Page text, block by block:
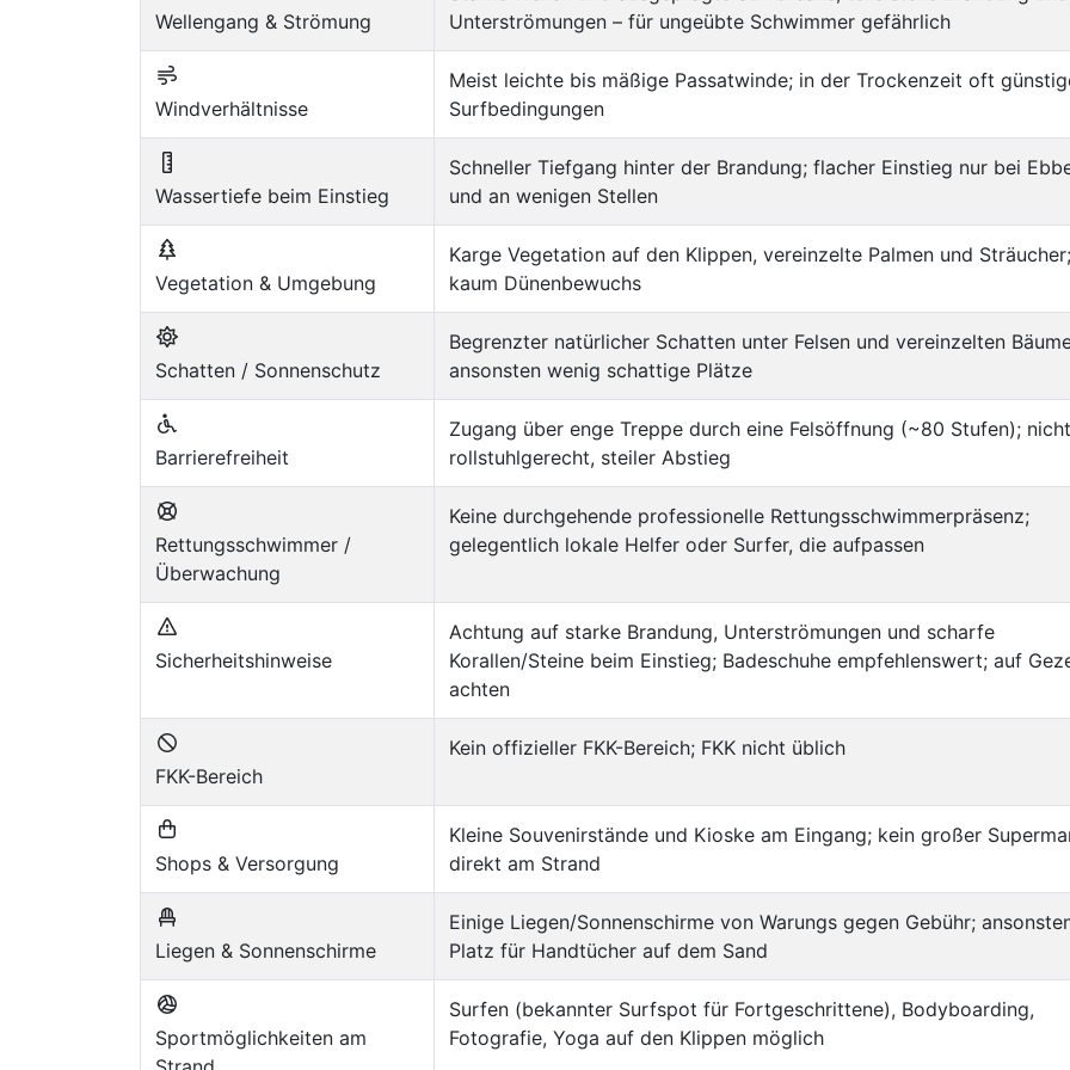
Wellengang & Strömung
Unterströmungen – für ungeübte Schwimmer gefährlich
Windverhältnisse
Meist leichte bis mäßige Passatwinde; in der Trockenzeit oft
Surfbedingungen
Wassertiefe beim Einstieg
Schneller Tiefgang hinter der Brandung; flacher Einstieg nur bei
und an wenigen Stellen
Vegetation & Umgebung
Karge Vegetation auf den Klippen, vereinzelte Palmen und Sträucher;
kaum Dünenbewuchs
Schatten / Sonnenschutz
Begrenzter natürlicher Schatten unter Felsen und vereinzelten
ansonsten wenig schattige Plätze
Barrierefreiheit
Zugang über enge Treppe durch eine Felsöffnung (~80 Stufen); nicht
rollstuhlgerecht, steiler Abstieg
Rettungsschwimmer /
Überwachung
Keine durchgehende professionelle Rettungsschwimmerpräsenz;
gelegentlich lokale Helfer oder Surfer, die aufpassen
Sicherheitshinweise
Achtung auf starke Brandung, Unterströmungen und scharfe
Korallen/Steine beim Einstieg; Badeschuhe empfehlenswert; auf
achten
FKK-Bereich
Kein offizieller FKK-Bereich; FKK nicht üblich
Shops & Versorgung
Kleine Souvenirstände und Kioske am Eingang; kein großer
direkt am Strand
Liegen & Sonnenschirme
Einige Liegen/Sonnenschirme von Warungs gegen Gebühr;
Platz für Handtücher auf dem Sand
Sportmöglichkeiten am
Surfen (bekannter Surfspot für Fortgeschrittene), Bodyboarding,
Fotografie, Yoga auf den Klippen möglich